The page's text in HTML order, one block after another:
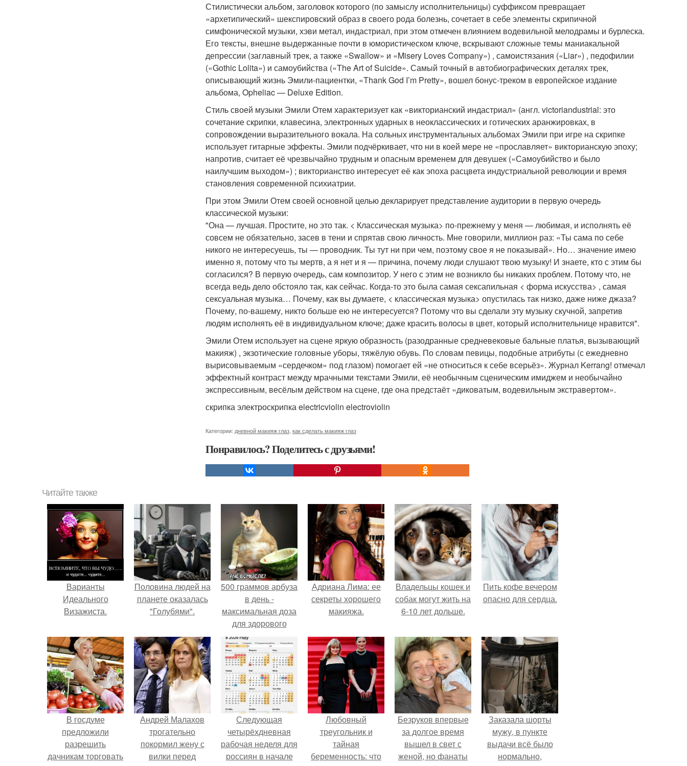
Стилистически альбом, заголовок которого (по замыслу исполнительницы) суффиксом превращает
«архетипический» шекспировский образ в своего рода болезнь, сочетает в себе элементы скрипичной
симфонической музыки, хэви метал, индастриал, при этом отмечен влиянием водевильной мелодрамы и бурлеска.
Его тексты, внешне выдержанные почти в юмористическом ключе, вскрывают сложные темы маниакальной
депрессии (заглавный трек, а также «Swallow» и «Misery Loves Company») , самоистязания («Liar») , педофилии
(«Gothic Lolita») и самоубийства («The Art of Suicide». Самый точный в автобиографических деталях трек,
описывающий жизнь Эмили-пациентки, «Thank God I’m Pretty», вошел бонус-треком в европейское издание
альбома, Opheliac — Deluxe Edition.
Стиль своей музыки Эмили Отем характеризует как «викторианский индастриал» (англ. victoriandustrial: это
сочетание скрипки, клавесина, электронных ударных в неоклассических и готических аранжировках, в
сопровождении выразительного вокала. На сольных инструментальных альбомах Эмили при игре на скрипке
использует гитарные эффекты. Эмили подчёркивает, что ни в коей мере не «прославляет» викторианскую эпоху;
напротив, считает её чрезвычайно трудным и опасным временем для девушек («Самоубийство и было
наилучшим выходом») ; викторианство интересует её как эпоха расцвета индустриальной революции и время
становления современной психиатрии.
При этом Эмили Отем своей основной целью декларирует представление аудитории в первую очередь
классической музыки:
"Она — лучшая. Простите, но это так. < Классическая музыка> по-прежнему у меня — любимая, и исполнять её
совсем не обязательно, засев в тени и спрятав свою личность. Мне говорили, миллион раз: «Ты сама по себе
никого не интересуешь, ты — проводник. Ты тут ни при чем, поэтому свое я не показывай». Но… значение имею
именно я, потому что ты мертв, а я нет и я — причина, почему люди слушают твою музыку! И знаете, кто с этим бы
согласился? В первую очередь, сам композитор. У него с этим не возникло бы никаких проблем. Потому что, не
всегда ведь дело обстояло так, как сейчас. Когда-то это была самая сексапильная < форма искусства> , самая
сексуальная музыка… Почему, как вы думаете, < классическая музыка> опустилась так низко, даже ниже джаза?
Почему, по-вашему, никто больше ею не интересуется? Потому что вы сделали эту музыку скучной, запретив
людям исполнять её в индивидуальном ключе; даже красить волосы в цвет, который исполнительнице нравится".
Эмили Отем использует на сцене яркую образность (разодранные средневековые бальные платья, вызывающий
макияж) , экзотические головные уборы, тяжёлую обувь. По словам певицы, подобные атрибуты (с ежедневно
вырисовываемым «сердечком» под глазом) помогает ей «не относиться к себе всерьёз». Журнал Kerrang! отмечал
эффектный контраст между мрачными текстами Эмили, её необычным сценическим имиджем и необычайно
экспрессивным, весёлым действом на сцене, где она предстаёт «диковатым, водевильным экстравертом».
скрипка электроскрипка electricviolin electroviolin
Категории: дневной макияж глаз как сделать макияж глаз
Понравилось? Поделитесь с друзьями!
Читайте также
Варианты
Идеального
Визажиста.
Половина людей на
планете оказалась
"Голубями".
500 граммов арбуза
в день -
максимальная доза
для здорового
взрослого,
предупредили
врачи.
Адриана Лима: ее
секреты хорошего
макияжа.
Владельцы кошек и
собак могут жить на
6-10 лет дольше.
Пить кофе вечером
опасно для сердца.
В госдуме
предложили
разрешить
дачникам торговать
Андрей Малахов
трогательно
покормил жену с
вилки перед
Следующая
четырёхдневная
рабочая неделя для
россиян в начале
Любовный
треугольник и
тайная
беременность: что
Безруков впервые
за долгое время
вышел в свет с
женой, но фанаты
Заказала шорты
мужу, в пункте
выдачи всё было
нормально,